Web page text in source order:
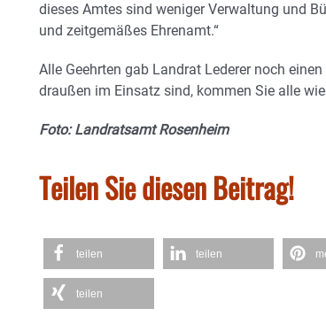
dieses Amtes sind weniger Verwaltung und
und zeitgemäßes Ehrenamt.“
Alle Geehrten gab Landrat Lederer noch
draußen im Einsatz sind, kommen Sie alle
Foto: Landratsamt Rosenheim
Teilen Sie diesen Beitrag!
teilen teilen
teilen